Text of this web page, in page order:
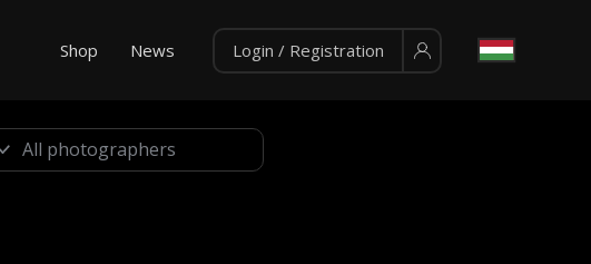
Shop News Login / Registration